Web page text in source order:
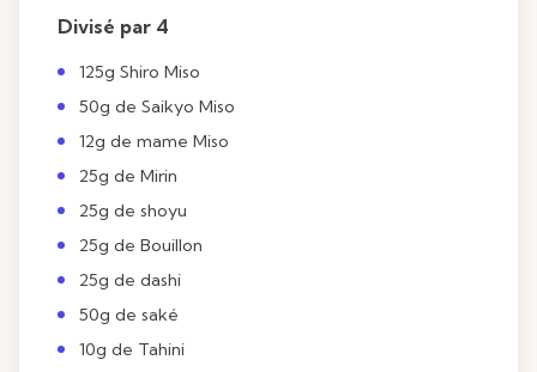
Divisé par 4
125g Shiro Miso
50g de Saikyo Miso
12g de mame Miso
25g de Mirin
25g de shoyu
25g de Bouillon
25g de dashi
50g de saké
10g de Tahini